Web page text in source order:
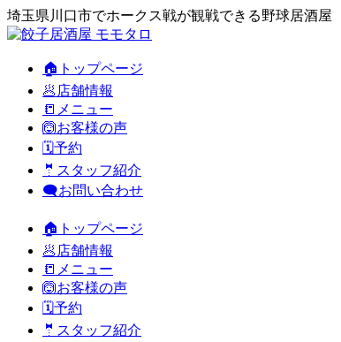
埼玉県川口市でホークス戦が観戦できる野球居酒屋
🏠トップページ
🥟店舗情報
📒メニュー
🙆お客様の声
🗓️予約
🤵スタッフ紹介
🗨️お問い合わせ
🏠トップページ
🥟店舗情報
📒メニュー
🙆お客様の声
🗓️予約
🤵スタッフ紹介